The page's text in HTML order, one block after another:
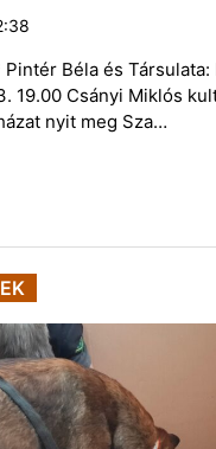
Béla és Társulata:
19.00 Csányi Miklós
nyit meg Sza…